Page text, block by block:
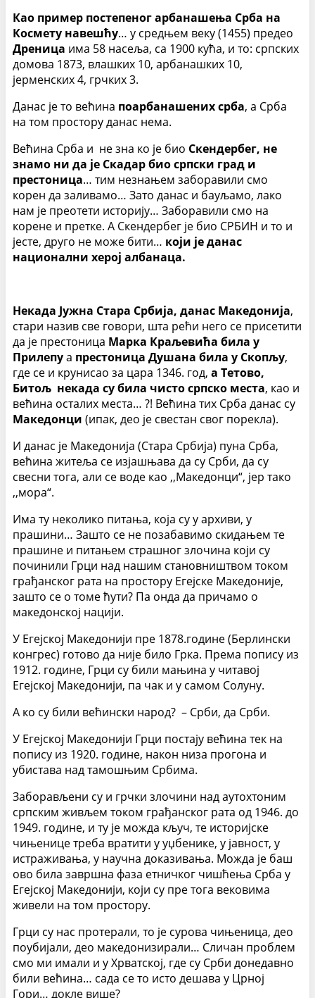
Као пример постепеног арбанашења Срба на
Космету навешћу… у средњем веку (1455) предео
Дреница има 58 насеља, са 1900 кућа, и то: српских
домова 1873, влашких 10, арбанашких 10,
јерменских 4, грчких 3.
Данас је то већина поарбанашених срба, а Срба
на том простору данас нема.
Већина Срба и не зна ко је био Скендербег, не
знамо ни да је Скадар био српски град и
престоница… тим незнањем заборавили смо
корен да заливамо… Зато данас и бауљамо, лако
нам је преотети историју… Заборавили смо на
корене и претке. А Скендербег је био СРБИН и то и
јесте, друго не може бити… који је данас
национални херој албанаца.
Некада Јужна Стара Србија, данас Македонија,
стари назив све говори, шта рећи него се присетити
да је престоница Марка Краљевића била у
Прилепуа престоница Душана била у Скопљу,
где се и крунисао за цара 1346. год, а Тетово,
Битољ некада су била чисто српско места, као и
већина осталих места… ?! Већина тих Срба данас су
Македонци (ипак, део је свестан свог порекла).
И данас је Македонија (Стара Србија) пуна Срба,
већина житеља се изјашњава да су Срби, да су
свесни тога, али се воде као ,,Македонци“, јер тако
,,мора“.
Има ту неколико питања, која су у архиви, у
прашини… Зашто се не позабавимо скидањем те
прашине и питањем страшног злочина који су
починили Грци над нашим становништвом током
грађанског рата на простору Егејске Македоније,
зашто се о томе ћути? Па онда да причамо о
македонској нацији.
У Егејској Македонији пре 1878.године (Берлински
конгрес) готово да није било Грка. Према попису из
1912. године, Грци су били мањина у читавој
Егејској Македонији, па чак и у самом Солуну.
А ко су били већински народ? – Срби, да Срби.
У Егејској Македонији Грци постају већина тек на
попису из 1920. године, након низа прогона и
убистава над тамошњим Србима.
Заборављени су и грчки злочини над аутохтоним
српским живљем током грађанског рата од 1946. до
1949. године, и ту је можда кључ, те историјске
чињенице треба вратити у уџбенике, у јавност, у
истраживања, у научна доказивања. Можда је баш
ово била завршна фаза етничког чишћења Срба у
Егејској Македонији, који су пре тога вековима
живели на том простору.
Грци су нас протерали, то је сурова чињеница, део
поубијали, део македонизирали… Сличан проблем
смо ми имали и у Хрватској, где су Срби донедавно
били већина… сада се то исто дешава у Црној
Гори… докле више?